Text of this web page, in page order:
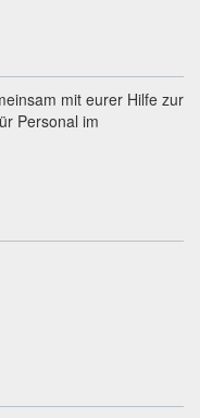
mit eurer Hilfe zur
Personal im